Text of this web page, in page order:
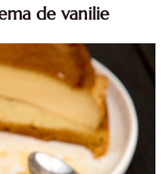
de vanilie
crema vanilie. Reteta